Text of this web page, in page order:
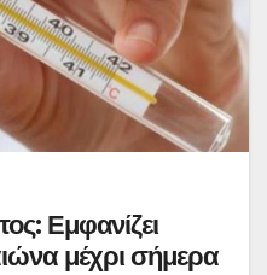
Εμφανίζει
μέχρι σήμερα